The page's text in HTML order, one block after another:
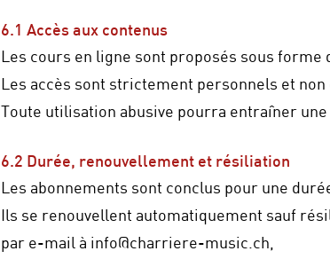
6.1 Accès aux contenus
Les cours en ligne sont proposés sous forme
Les accès sont strictement personnels et non
Toute utilisation abusive pourra entraîner
6.2 Durée, renouvellement et résiliation
Les abonnements sont conclus pour une
Ils se renouvellent automatiquement sauf
par e-mail à info@charriere-music.ch